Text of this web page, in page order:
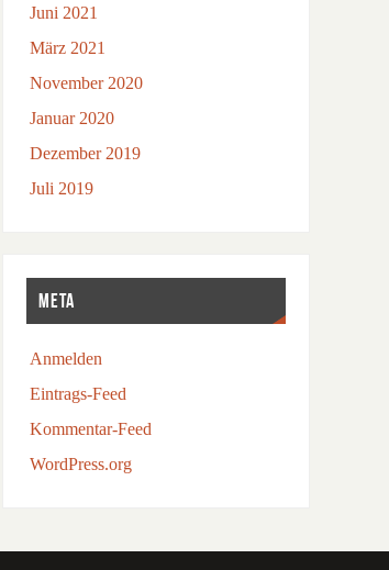
Juni 2021
März 2021
November 2020
Januar 2020
Dezember 2019
Juli 2019
META
Anmelden
Eintrags-Feed
Kommentar-Feed
WordPress.org